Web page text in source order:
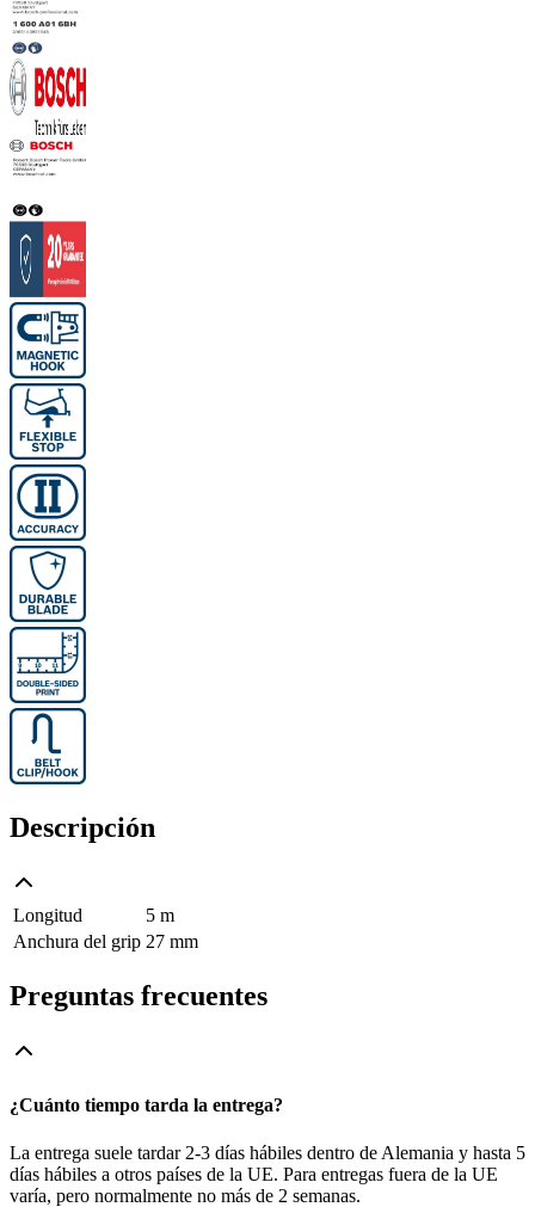
Descripción
Longitud
5 m
Anchura del grip 27 mm
Preguntas frecuentes
¿Cuánto tiempo tarda la entrega?
La entrega suele tardar 2-3 días hábiles dentro de Alemania y hasta 5
días hábiles a otros países de la UE. Para entregas fuera de la UE
varía, pero normalmente no más de 2 semanas.